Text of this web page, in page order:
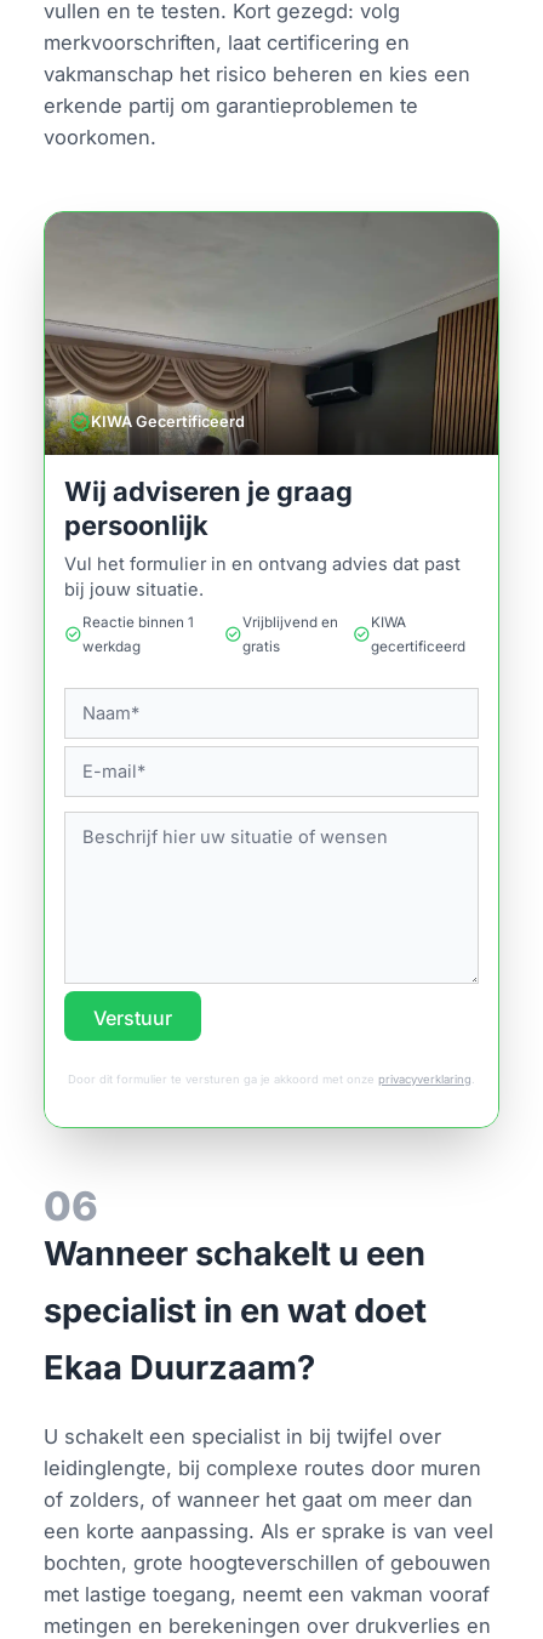
vullen en te testen. Kort gezegd: volg
merkvoorschriften, laat certificering en
vakmanschap het risico beheren en kies een
erkende partij om garantieproblemen te
voorkomen.
verifiedKIWA Gecertificeerd
Wij adviseren je graag
persoonlijk
Vul het formulier in en ontvang advies dat past
bij jouw situatie.
check_circle
Reactie binnen 1
werkdag
check_circle
Vrijblijvend en
gratis
check_circle
KIWA
gecertificeerd
Verstuur
Door dit formulier te versturen ga je akkoord met onze privacyverklaring
06
Wanneer schakelt u een
specialist in en wat doet
Ekaa Duurzaam?
U schakelt een specialist in bij twijfel over
leidinglengte, bij complexe routes door muren
of zolders, of wanneer het gaat om meer dan
een korte aanpassing. Als er sprake is van veel
bochten, grote hoogteverschillen of gebouwen
met lastige toegang, neemt een vakman vooraf
metingen en berekeningen over drukverlies en